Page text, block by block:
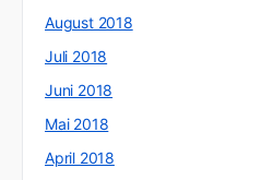
August 2018
Juli 2018
Juni 2018
Mai 2018
April 2018